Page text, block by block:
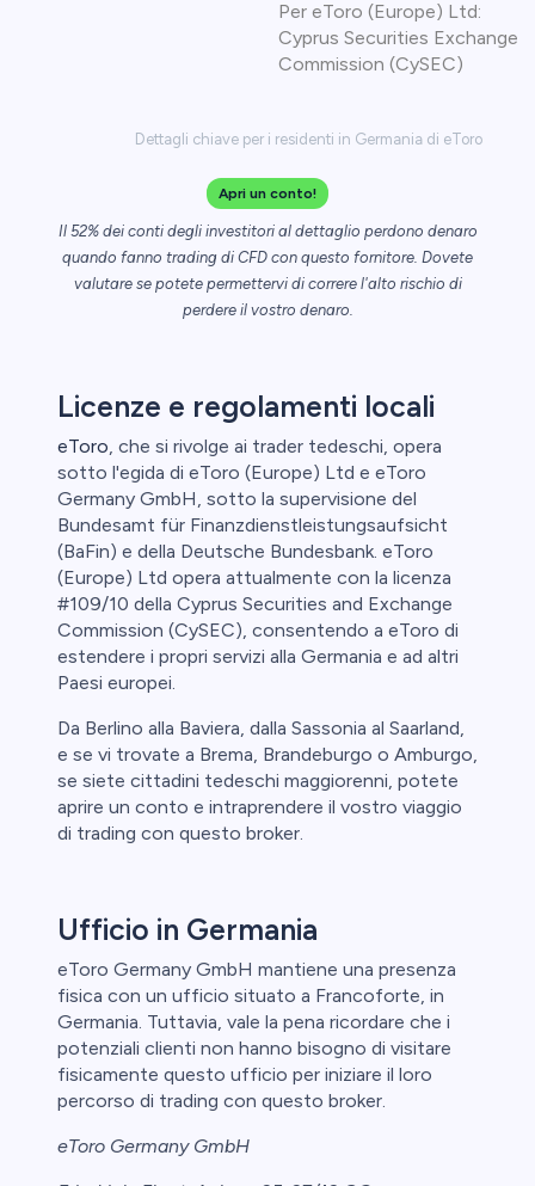
Dettagli chiave per i residenti in Germania di eToro
Per eToro (Europe) Ltd:
Cyprus Securities Exchange
Commission (CySEC)
Apri un conto!
Il 52% dei conti degli investitori al dettaglio perdono denaro
quando fanno trading di CFD con questo fornitore. Dovete
valutare se potete permettervi di correre l'alto rischio di
perdere il vostro denaro.
Licenze e regolamenti locali
eToro, che si rivolge ai trader tedeschi, opera
sotto l'egida di eToro (Europe) Ltd e eToro
Germany GmbH, sotto la supervisione del
Bundesamt für Finanzdienstleistungsaufsicht
(BaFin) e della Deutsche Bundesbank. eToro
(Europe) Ltd opera attualmente con la licenza
#109/10 della Cyprus Securities and Exchange
Commission (CySEC), consentendo a eToro di
estendere i propri servizi alla Germania e ad altri
Paesi europei.
Da Berlino alla Baviera, dalla Sassonia al Saarland,
e se vi trovate a Brema, Brandeburgo o Amburgo,
se siete cittadini tedeschi maggiorenni, potete
aprire un conto e intraprendere il vostro viaggio
di trading con questo broker.
Ufficio in Germania
eToro Germany GmbH mantiene una presenza
fisica con un ufficio situato a Francoforte, in
Germania. Tuttavia, vale la pena ricordare che i
potenziali clienti non hanno bisogno di visitare
fisicamente questo ufficio per iniziare il loro
percorso di trading con questo broker.
eToro Germany GmbH